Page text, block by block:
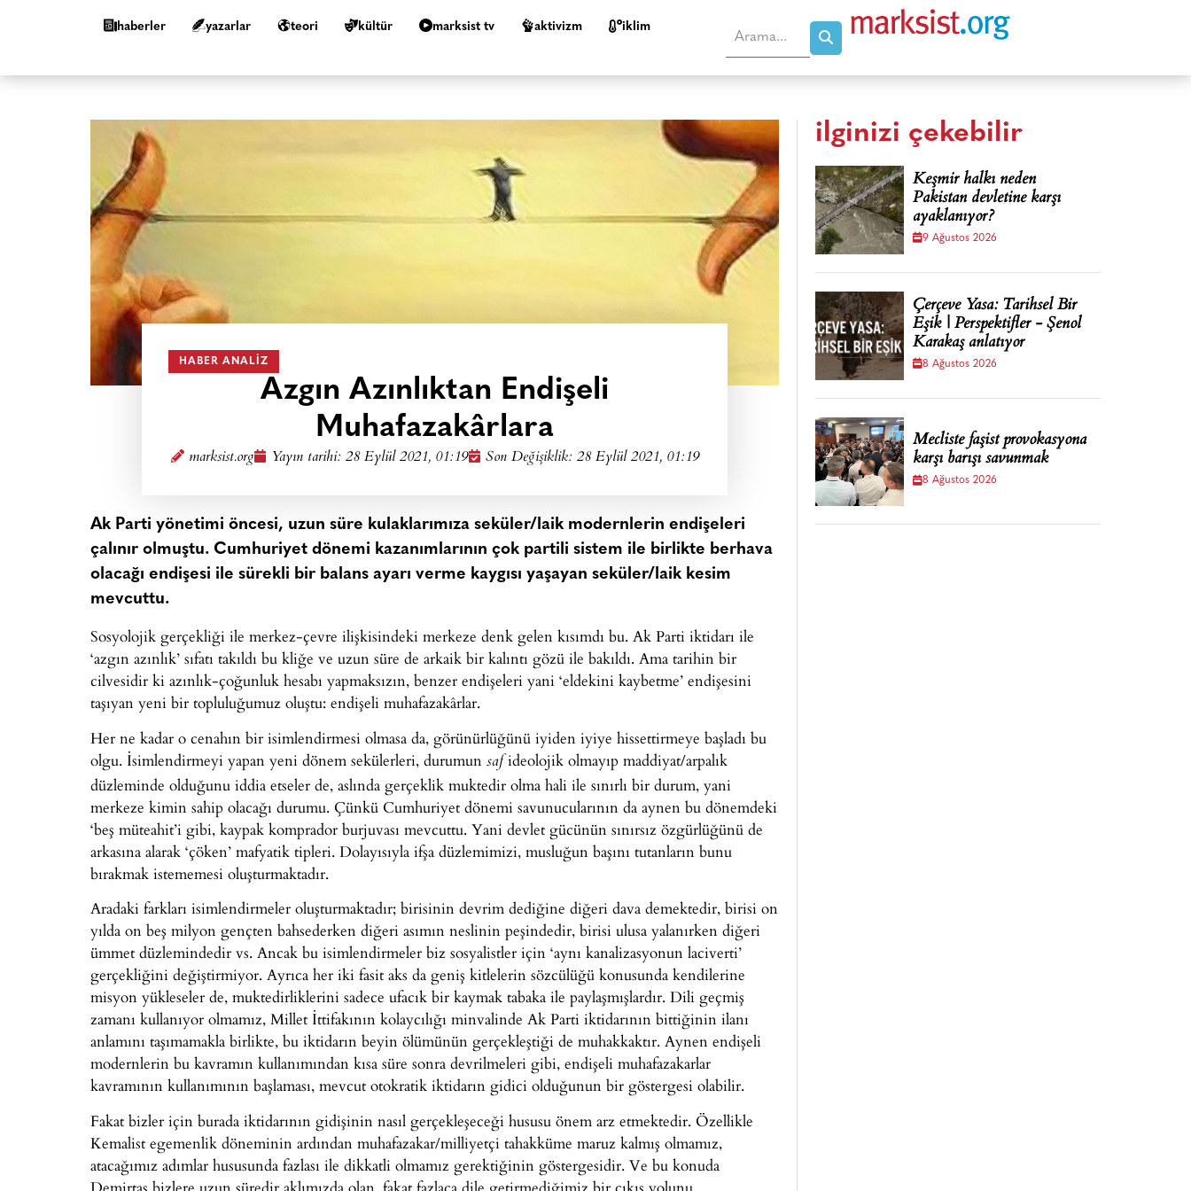
haberler yazarlar teori kültür marksist tv aktivizm i̇klim
HABER ANALIZ
Azgın Azınlıktan Endişeli
Muhafazakârlara
marksist.org Yayın tarihi: 28 Eylül 2021, 01:19 Son Değişiklik: 28 Eylül 2021, 01:19
Ak Parti yönetimi öncesi, uzun süre kulaklarımıza seküler/laik modernlerin endişeleri
çalınır olmuştu. Cumhuriyet dönemi kazanımlarının çok partili sistem ile birlikte berhava
olacağı endişesi ile sürekli bir balans ayarı verme kaygısı yaşayan seküler/laik kesim
mevcuttu.
Sosyolojik gerçekliği ile merkez-çevre ilişkisindeki merkeze denk gelen kısımdı bu. Ak Parti iktidarı ile
‘azgın azınlık’ sıfatı takıldı bu kliğe ve uzun süre de arkaik bir kalıntı gözü ile bakıldı. Ama tarihin bir
cilvesidir ki azınlık-çoğunluk hesabı yapmaksızın, benzer endişeleri yani ‘eldekini kaybetme’ endişesini
taşıyan yeni bir topluluğumuz oluştu: endişeli muhafazakârlar.
Her ne kadar o cenahın bir isimlendirmesi olmasa da, görünürlüğünü iyiden iyiye hissettirmeye başladı bu
olgu. İsimlendirmeyi yapan yeni dönem sekülerleri, durumun safideolojik olmayıp maddiyat/arpalık
düzleminde olduğunu iddia etseler de, aslında gerçeklik muktedir olma hali ile sınırlı bir durum, yani
merkeze kimin sahip olacağı durumu. Çünkü Cumhuriyet dönemi savunucularının da aynen bu dönemdeki
‘beş müteahit’i gibi, kaypak komprador burjuvası mevcuttu. Yani devlet gücünün sınırsız özgürlüğünü de
arkasına alarak ‘çöken’ mafyatik tipleri. Dolayısıyla ifşa düzlemimizi, musluğun başını tutanların bunu
bırakmak istememesi oluşturmaktadır.
Aradaki farkları isimlendirmeler oluşturmaktadır; birisinin devrim dediğine diğeri dava demektedir, birisi on
yılda on beş milyon gençten bahsederken diğeri asımın neslinin peşindedir, birisi ulusa yalanırken diğeri
ümmet düzlemindedir vs. Ancak bu isimlendirmeler biz sosyalistler için ‘aynı kanalizasyonun laciverti’
gerçekliğini değiştirmiyor. Ayrıca her iki fasit aks da geniş kitlelerin sözcülüğü konusunda kendilerine
misyon yükleseler de, muktedirliklerini sadece ufacık bir kaymak tabaka ile paylaşmışlardır. Dili geçmiş
zamanı kullanıyor olmamız, Millet İttifakının kolaycılığı minvalinde Ak Parti iktidarının bittiğinin ilanı
anlamını taşımamakla birlikte, bu iktidarın beyin ölümünün gerçekleştiği de muhakkaktır. Aynen endişeli
modernlerin bu kavramın kullanımından kısa süre sonra devrilmeleri gibi, endişeli muhafazakarlar
kavramının kullanımının başlaması, mevcut otokratik iktidarın gidici olduğunun bir göstergesi olabilir.
Fakat bizler için burada iktidarının gidişinin nasıl gerçekleşeceği hususu önem arz etmektedir. Özellikle
Kemalist egemenlik döneminin ardından muhafazakar/milliyetçi tahakküme maruz kalmış olmamız,
atacağımız adımlar hususunda fazlası ile dikkatli olmamız gerektiğinin göstergesidir. Ve bu konuda
ilginizi çekebilir
Keşmir halkı neden
Pakistan devletine karşı
ayaklanıyor?
9 Ağustos 2026
Çerçeve Yasa: Tarihsel Bir
Eşik | Perspektifler - Şenol
Karakaş anlatıyor
8 Ağustos 2026
Mecliste faşist provokasyona
karşı barışı savunmak
8 Ağustos 2026